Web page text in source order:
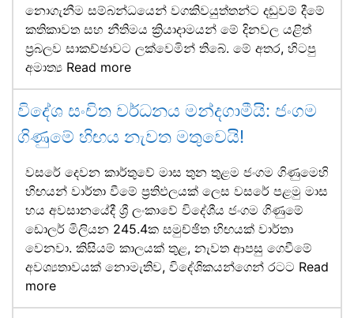
නොගැනීම සම්බන්ධයෙන් වගකිවයුත්තන්ට දඬුවම් දීමේ
කතිකාවත සහ නීතිමය ක්‍රියාදාමයන් මේ දිනවල යළිත්
ප්‍රබලව සාකච්ඡාවට ලක්වෙමින් තිබේ. මේ අතර, හිටපු
අමාත්‍ය Read more
විදේශ සංචිත වර්ධනය මන්දගාමීයි: ජංගම
ගිණුමේ හිඟය නැවත මතුවෙයි!
වසරේ දෙවන කාර්තුවේ මාස තුන තුළම ජංගම ගිණුමෙහි
හිඟයන් වාර්තා වීමේ ප්‍රතිඵලයක් ලෙස වසරේ පළමු මාස
හය අවසානයේදී ශ්‍රී ලංකාවේ විදේශීය ජංගම ගිණුමේ
ඩොලර් මිලියන 245.4ක සමුච්ඡිත හිඟයක් වාර්තා
වෙනවා. කිසියම් කාලයක් තුළ, නැවත ආපසු ගෙවීමේ
අවශ්‍යතාවයක් නොමැතිව, විදේශිකයන්ගෙන් රටට Read
more